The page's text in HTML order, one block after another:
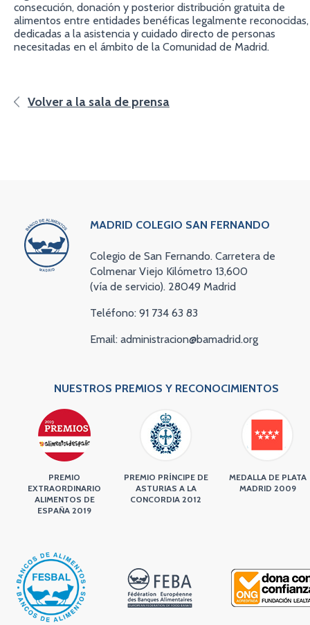
consecución, donación y posterior distribución gratuita de
alimentos entre entidades benéficas legalmente reconocidas,
dedicadas a la asistencia y cuidado directo de personas
necesitadas en el ámbito de la Comunidad de Madrid.
Volver a la sala de prensa
MADRID COLEGIO SAN FERNANDO
Colegio de San Fernando. Carretera de
Colmenar Viejo Kilómetro 13,600
(vía de servicio). 28049 Madrid
Teléfono: 91 734 63 83
Email: administracion@bamadrid.org
NUESTROS PREMIOS Y RECONOCIMIENTOS
PREMIO
EXTRAORDINARIO
ALIMENTOS DE
ESPAÑA 2019
PREMIO PRÍNCIPE DE
ASTURIAS A LA
CONCORDIA 2012
MEDALLA DE PLATA
MADRID 2009